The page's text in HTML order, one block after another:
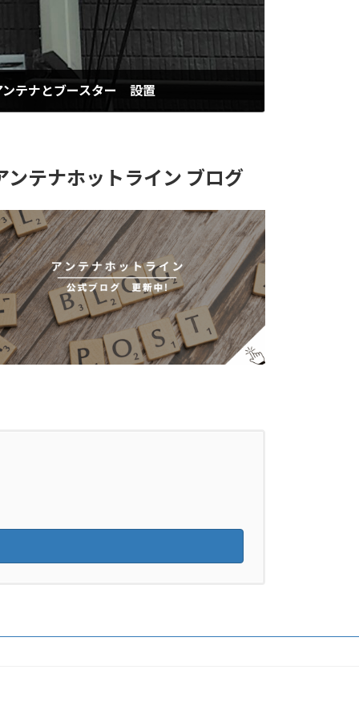
テナとブースター 設置
ンテナホットライン ブログ